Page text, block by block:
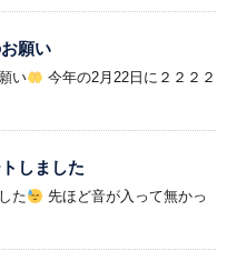
願い
い
今年の2月22日に２２２２
しました
た
先ほど音が入って無かっ